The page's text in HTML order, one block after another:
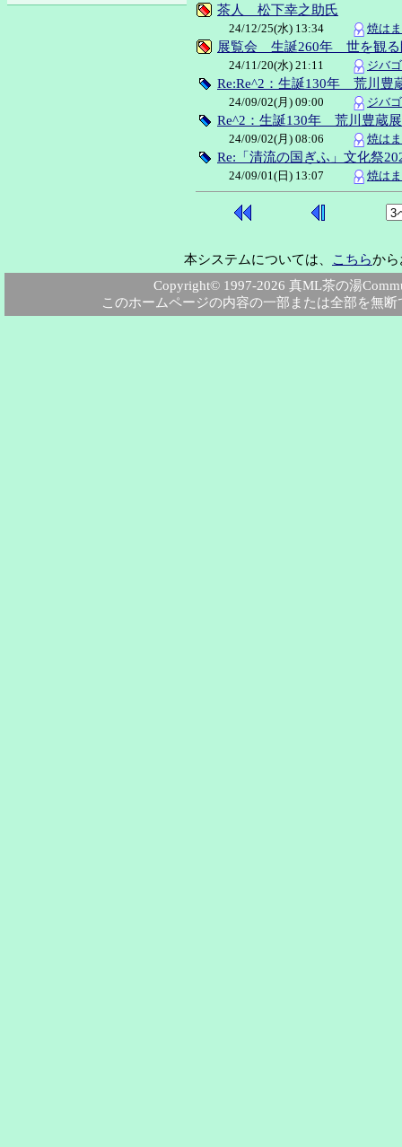
茶人 松下幸之助氏
24/12/25(水) 13:34 焼は
展覧会 生誕260年 世を観
24/11/20(水) 21:11 ジバ
Re:Re^2：生誕130年 荒川
24/09/02(月) 09:00 ジバ
Re^2：生誕130年 荒川豊蔵
24/09/02(月) 08:06 焼は
Re:「清流の国ぎふ」文化祭
24/09/01(日) 13:07 焼は
本システムについては、 こちらから
Copyright© 1997-2026 真ML茶の湯
このホームページの内容の一部または全部を無